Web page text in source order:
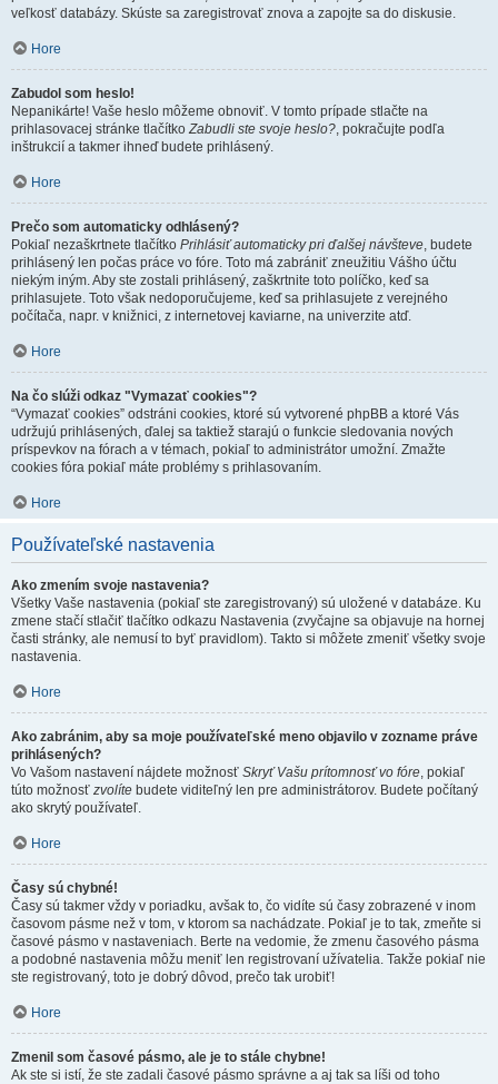
veľkosť databázy. Skúste sa zaregistrovať znova a zapojte sa do diskusie.
Hore
Zabudol som heslo!
Nepanikárte! Vaše heslo môžeme obnoviť. V tomto prípade stlačte na
prihlasovacej stránke tlačítkoZabudli ste svoje heslo?, pokračujte podľa
inštrukcií a takmer ihneď budete prihlásený.
Hore
Prečo som automaticky odhlásený?
Pokiaľ nezaškrtnete tlačítko Prihlásiť automaticky pri ďalšej návšteve, budete
prihlásený len počas práce vo fóre. Toto má zabrániť zneužitiu Vášho účtu
niekým iným. Aby ste zostali prihlásený, zaškrtnite toto políčko, keď sa
prihlasujete. Toto však nedoporučujeme, keď sa prihlasujete z verejného
počítača, napr. v knižnici, z internetovej kaviarne, na univerzite atď.
Hore
Na čo slúži odkaz "Vymazať cookies"?
“Vymazať cookies” odstráni cookies, ktoré sú vytvorené phpBB a ktoré Vás
udržujú prihlásených, ďalej sa taktiež starajú o funkcie sledovania nových
príspevkov na fórach a v témach, pokiaľ to administrátor umožní. Zmažte
cookies fóra pokiaľ máte problémy s prihlasovaním.
Hore
Používateľské nastavenia
Ako zmením svoje nastavenia?
Všetky Vaše nastavenia (pokiaľ ste zaregistrovaný) sú uložené v databáze. Ku
zmene stačí stlačiť tlačítko odkazu Nastavenia (zvyčajne sa objavuje na hornej
časti stránky, ale nemusí to byť pravidlom). Takto si môžete zmeniť všetky svoje
nastavenia.
Hore
Ako zabránim, aby sa moje používateľské meno objavilo v zozname práve
prihlásených?
Vo Vašom nastavení nájdete možnosť Skryť Vašu prítomnosť vo fóre, pokiaľ
túto možnosť zvolíte budete viditeľný len pre administrátorov. Budete počítaný
ako skrytý používateľ.
Hore
Časy sú chybné!
Časy sú takmer vždy v poriadku, avšak to, čo vidíte sú časy zobrazené v inom
časovom pásme než v tom, v ktorom sa nachádzate. Pokiaľ je to tak, zmeňte si
časové pásmo v nastaveniach. Berte na vedomie, že zmenu časového pásma
a podobné nastavenia môžu meniť len registrovaní užívatelia. Takže pokiaľ nie
ste registrovaný, toto je dobrý dôvod, prečo tak urobiť!
Hore
Zmenil som časové pásmo, ale je to stále chybne!
Ak ste si istí, že ste zadali časové pásmo správne a aj tak sa líši od toho